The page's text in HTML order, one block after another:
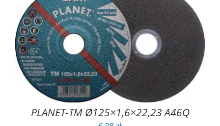
PLANET-TM Ø125×1,6×22,23 A46Q